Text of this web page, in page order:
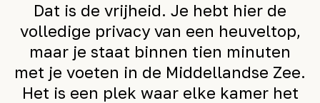
Dat is de vrijheid. Je hebt hier de
volledige privacy van een heuveltop,
maar je staat binnen tien minuten
met je voeten in de Middellandse Zee.
Het is een plek waar elke kamer het